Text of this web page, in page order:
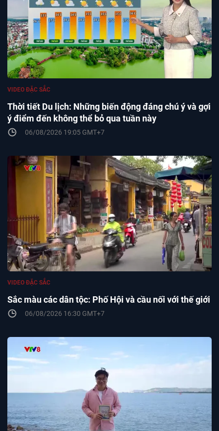
Thời tiết Du lịch: Những biến động đáng chú ý và gợi
ý điểm đến không thể bỏ qua tuần này
VIDEO ĐẶC SẮC
06/08/2026 19:05 GMT+7
Sắc màu các dân tộc: Phố Hội và cầu nối với thế giới
VIDEO ĐẶC SẮC
06/08/2026 16:30 GMT+7